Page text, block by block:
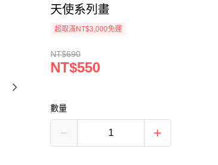
天使系列畫
超取滿NT$3,000免運
NT$690
NT$550
數量